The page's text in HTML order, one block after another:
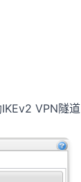
VPN隧道